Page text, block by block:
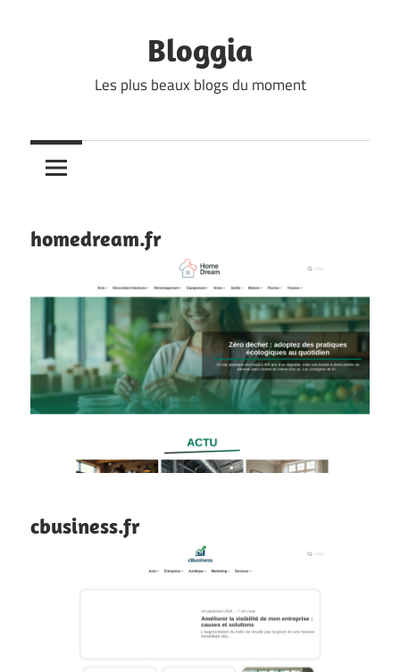
Bloggia
Les plus beaux blogs du moment
homedream.fr
cbusiness.fr